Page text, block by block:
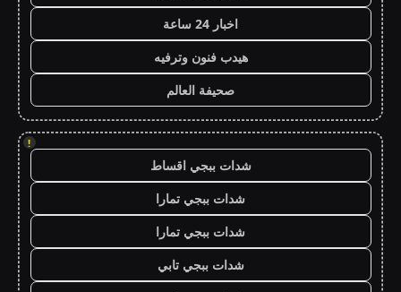
اخبار 24 ساعة
هيدب فنون وترفيه
صحيفة العالم
!
شدات ببجي اقساط
شدات ببجي تمارا
شدات ببجي تمارا
شدات ببجي تابي